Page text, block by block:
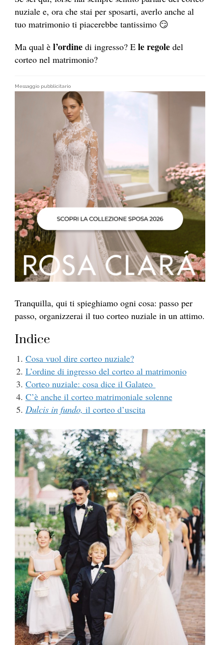
nuziale e, ora che stai per sposarti, averlo anche al
tuo matrimonio ti piacerebbe tantissimo 😏​
Ma qual è l’ordine di ingresso? E le regole del
corteo nel matrimonio?
Messaggio pubblicitario
Tranquilla, qui ti spieghiamo ogni cosa: passo per
passo, organizzerai il tuo corteo nuziale in un attimo.
Indice
Cosa vuol dire corteo nuziale?
L’ordine di ingresso del corteo al matrimonio
Corteo nuziale: cosa dice il Galateo
C’è anche il corteo matrimoniale solenne
Dulcis in fundo, il corteo d’uscita